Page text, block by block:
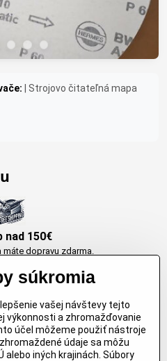
| Strojovo čitateľná mapa
nad 150€
máte dopravu zdarma.
Arbortech
účel. Záruka kvality v každom
súkromia
vašej návštevy tejto
výkonnosti a zhromažďovanie
účel môžeme použiť nástroje
údaje sa môžu
alebo iných krajinách. Súbory